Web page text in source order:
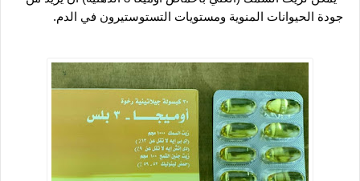
جودة الحيوانات المنوية ومستويات التستوستيرون في الدم.